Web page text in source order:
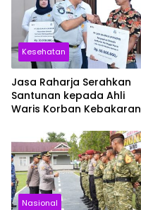
Kesehatan
Jasa Raharja Serahkan
Santunan kepada Ahli
Waris Korban Kebakaran
Nasional